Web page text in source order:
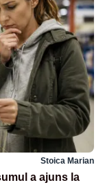
Stoica Marian
a ajuns la